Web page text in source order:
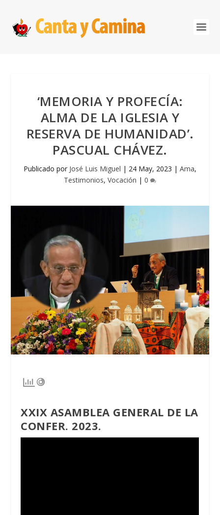
‘MEMORIA Y PROFECÍA:
ALMA DE LA IGLESIA Y
RESERVA DE HUMANIDAD’.
PASCUAL CHÁVEZ.
Publicado por José Luis Miguel | 24 May, 2023 | Ama,
Testimonios, Vocación | 0
XXIX ASAMBLEA GENERAL DE LA
CONFER. 2023.